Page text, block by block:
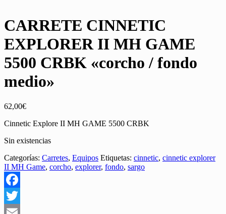
CARRETE CINNETIC
EXPLORER II MH GAME
5500 CRBK «corcho / fondo
medio»
62,00€
Cinnetic Explore II MH GAME 5500 CRBK
Sin existencias
Categorías: Carretes, Equipos Etiquetas: cinnetic, cinnetic explorer
II MH Game, corcho, explorer, fondo, sargo
Facebook
Twitter